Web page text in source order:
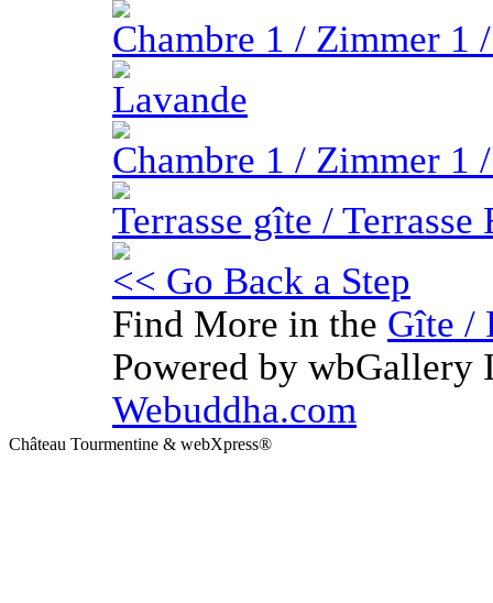
Chambre 1 / Zimmer 1
Lavande
Chambre 1 / Zimmer 1
Terrasse gîte / Terrasse
<< Go Back a Step
Find More in the Gîte /
Powered by
Webuddha.com
Château Tourmentine & webXpress®